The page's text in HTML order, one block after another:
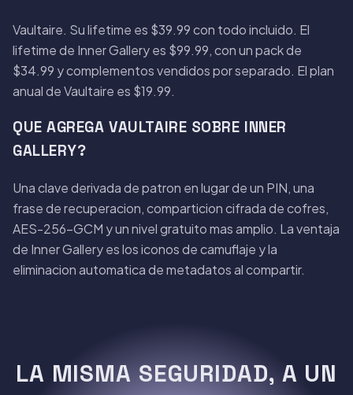
Vaultaire. Su lifetime es $39.99 con todo incluido. El
lifetime de Inner Gallery es $99.99, con un pack de
$34.99 y complementos vendidos por separado. El plan
anual de Vaultaire es $19.99.
QUE AGREGA VAULTAIRE SOBRE INNER
GALLERY?
Una clave derivada de patron en lugar de un PIN, una
frase de recuperacion, comparticion cifrada de cofres,
AES-256-GCM y un nivel gratuito mas amplio. La ventaja
de Inner Gallery es los iconos de camuflaje y la
eliminacion automatica de metadatos al compartir.
LA MISMA SEGURIDAD, A UN